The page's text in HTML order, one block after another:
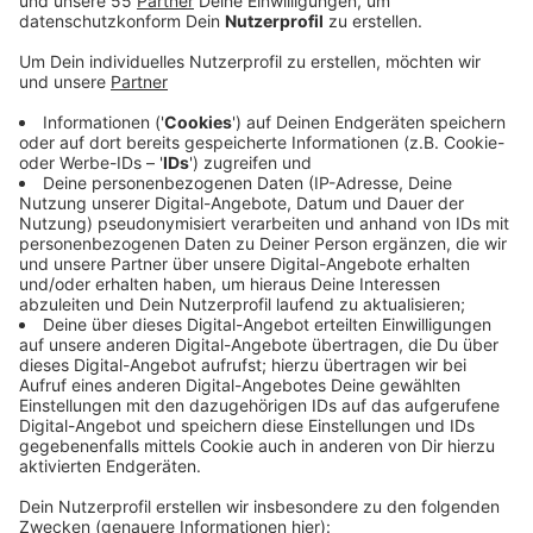
Am Düsseldorfer Hauptbahnhof waren demnach nur
89,8 Prozent der Nahverkehrszüge pünktlich oder
zumindest annähernd pünktlich unterwegs. Denn als
"pünktlich" bezeichnet die Bahn in ihrer Statistik Züge,
die nicht mehr als 5 Minuten und 59 Sekunden
verspätet sind. In der Pendler-Praxis reicht so eine
Verspätung allerdings oft schon aus, um beim
Umsteigen seine Anschlusszüge zu verpassen. Auch im
Fernverkehr gibt es weiter große Probleme. Nur 74,5
Prozent der ICE´s waren in Düsseldorf pünktlich. Oder
anders herum: Mehr als 8100 dieser Schnellzüge haben
Düsseldorf im vergangenen Jahr zu spät erreicht.